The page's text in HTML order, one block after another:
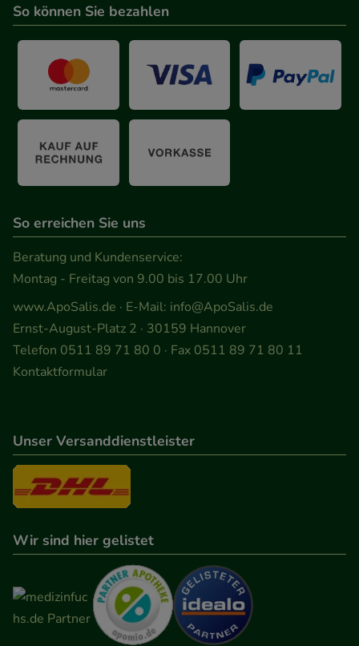
So können Sie bezahlen
So erreichen Sie uns
Beratung und Kundenservice:
Montag - Freitag von 9.00 bis 17.00 Uhr
www.ApoSalis.de · E-Mail: info@ApoSalis.de
Ernst-August-Platz 2 · 30159 Hannover
Telefon 0511 89 71 80 0 · Fax 0511 89 71 80 11
Kontaktformular
Unser Versanddienstleister
Wir sind hier gelistet